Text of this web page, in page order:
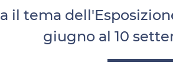
il tema
giugno al 10